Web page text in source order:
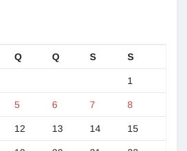
Q Q S S
1
5 6 7 8
12 13 14 15